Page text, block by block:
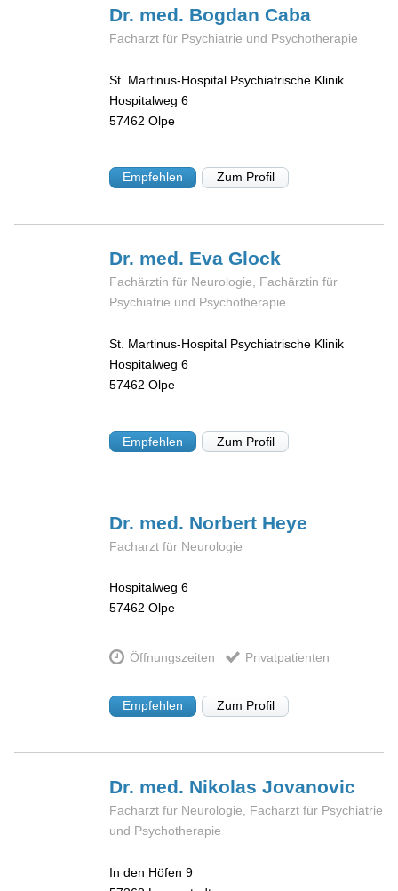
Dr. med. BogdanCaba
Facharzt für Psychiatrie und Psychotherapie
St. Martinus-Hospital Psychiatrische Klinik
Hospitalweg 6
57462 Olpe
Empfehlen Zum Profil
Dr. med. EvaGlock
Fachärztin für Neurologie, Fachärztin für
Psychiatrie und Psychotherapie
St. Martinus-Hospital Psychiatrische Klinik
Hospitalweg 6
57462 Olpe
Empfehlen Zum Profil
Dr. med. Norbert Heye
Facharzt für Neurologie
Hospitalweg 6
57462 Olpe
Öffnungszeiten Privatpatienten
Empfehlen Zum Profil
Dr. med. NikolasJovanovic
Facharzt für Neurologie, Facharzt für Psychiatrie
und Psychotherapie
In den Höfen 9